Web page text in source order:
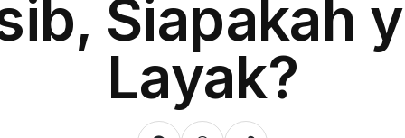
Siapakah
Layak?